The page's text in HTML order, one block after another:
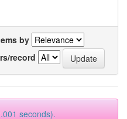
by
record
seconds).